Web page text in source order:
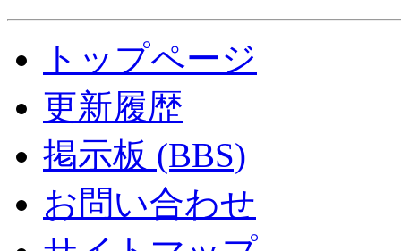
トップページ
更新履歴
掲示板 (BBS)
お問い合わせ